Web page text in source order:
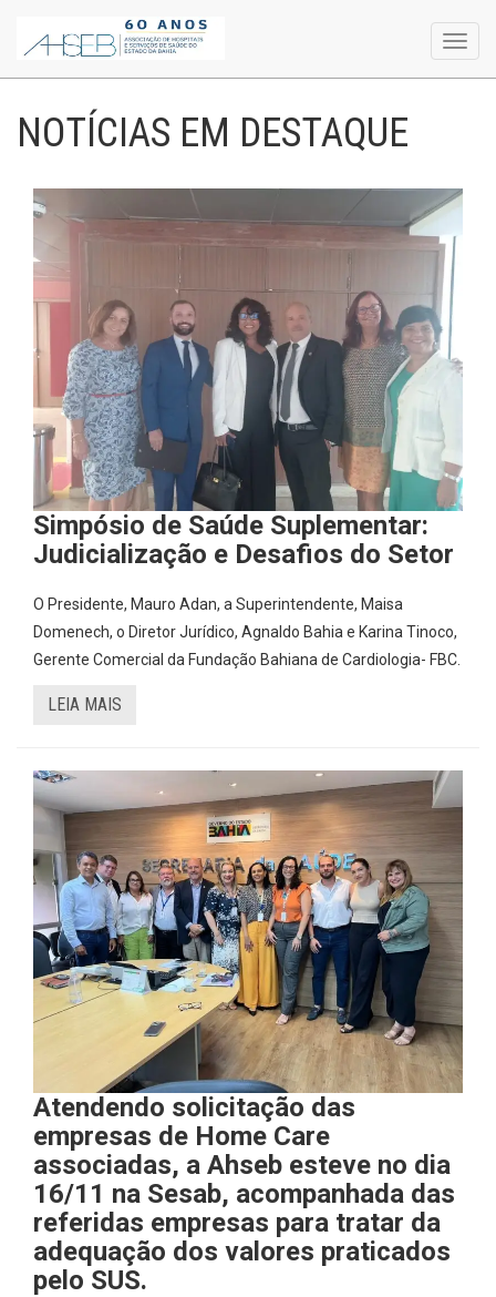
NOTÍCIAS EM DESTAQUE
Simpósio de Saúde Suplementar:
Judicialização e Desafios do Setor
O Presidente, Mauro Adan, a Superintendente, Maisa
Domenech, o Diretor Jurídico, Agnaldo Bahia e Karina Tinoco,
Gerente Comercial da Fundação Bahiana de Cardiologia- FBC.
LEIA MAIS
Atendendo solicitação das
empresas de Home Care
associadas, a Ahseb esteve no dia
16/11 na Sesab, acompanhada das
referidas empresas para tratar da
adequação dos valores praticados
pelo SUS.